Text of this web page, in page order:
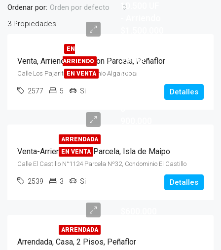
3 Propiedades
Ordenar por: Orden por defecto
EN
ARRIENDO
EN VENTA
10.500 UF
Venta, Arriendo, Casa con Parcela, Peñaflor
Calle Los Pajaritos, Condominio Algarrobal
2577 5 Si Detalles
ARRENDADA
EN VENTA
Venta
UF 9.500
Venta-Arriendo, Casa, Parcela, Isla de Maipo
Calle El Castillo N°1124 Parcela Nº32, Condominio El Castillo
2539 3 Si Detalles
ARRENDADA
Arrendada, Casa, 2 Pisos, Peñaflor